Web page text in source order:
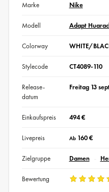
Marke Nike
Modell Adapt
Colorway WHITE/
Stylecode CT4089-110
Release-
datum
Freitag 13
Einkaufspreis 494 €
Livepreis Ab160 €
Zielgruppe Damen
Bewertung